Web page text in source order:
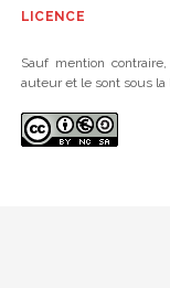
LICENCE
Sauf mention
auteur et le sont sous la